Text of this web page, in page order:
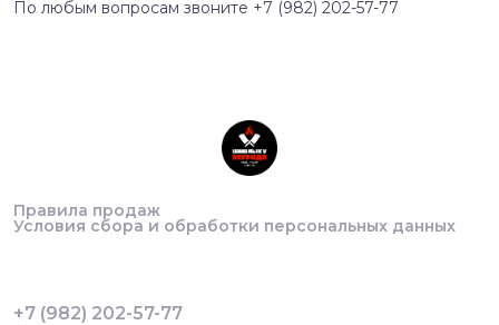
По любым вопросам звоните +7 (982) 202-57-77
Правила продаж
Условия сбора и обработки персональных данных
+7 (982) 202-57-77